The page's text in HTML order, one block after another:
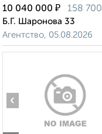
10 040 000 ₽ 158 700
Б.Г. Шаронова 33
Агентство, 05.08.2026
‹